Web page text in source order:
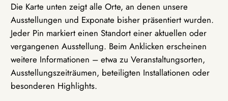
Die Karte unten zeigt alle Orte, an denen unsere
Ausstellungen und Exponate bisher präsentiert wurden.
Jeder Pin markiert einen Standort einer aktuellen oder
vergangenen Ausstellung. Beim Anklicken erscheinen
weitere Informationen – etwa zu Veranstaltungsorten,
Ausstellungszeiträumen, beteiligten Installationen oder
besonderen Highlights.